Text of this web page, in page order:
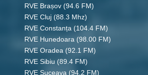
RVE Brașov (94.6 FM)
RVE Cluj (88.3 Mhz)
RVE Constanța (104.4 FM)
RVE Hunedoara (98.00 FM)
RVE Oradea (92.1 FM)
RVE Sibiu (89.4 FM)
RVE Suceava (94.2 FM)